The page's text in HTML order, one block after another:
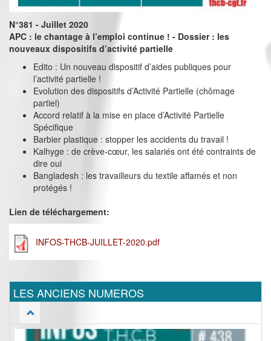
N°381 - Juillet 2020
APC : le chantage à l’emploi continue ! - Dossier : les
nouveaux dispositifs d’activité partielle
Edito : Un nouveau dispositif d’aides publiques pour
l’activité partielle !
Evolution des dispositifs d’Activité Partielle (chômage
partiel)
Accord relatif à la mise en place d’Activité Partielle
Spécifique
Barbier plastique : stopper les accidents du travail !
Kalhyge : de crève-cœur, les salariés ont été contraints de
dire oui
Bangladesh : les travailleurs du textile affamés et non
protégés !
Lien de téléchargement:
INFOS-THCB-JUILLET-2020.pdf
LES ANCIENS NUMEROS